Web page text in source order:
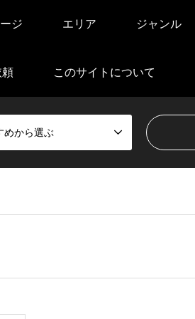
ジ エリア ジャンル
頼 このサイトについて
めから選ぶ